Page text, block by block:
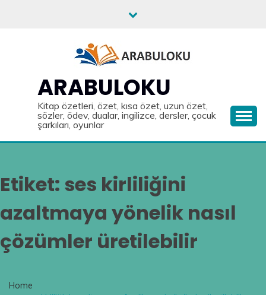
ARABULOKU
Kitap özetleri, özet, kısa özet, uzun özet,
sözler, ödev, dualar, ingilizce, dersler, çocuk
şarkıları, oyunlar
Etiket: ses kirliliğini
azaltmaya yönelik nasıl
çözümler üretilebilir
Home